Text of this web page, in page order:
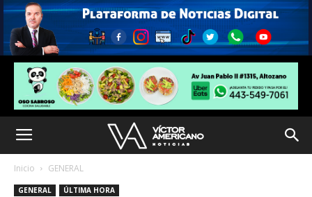
Inicio GENERAL
GENERAL ÚLTIMA HORA